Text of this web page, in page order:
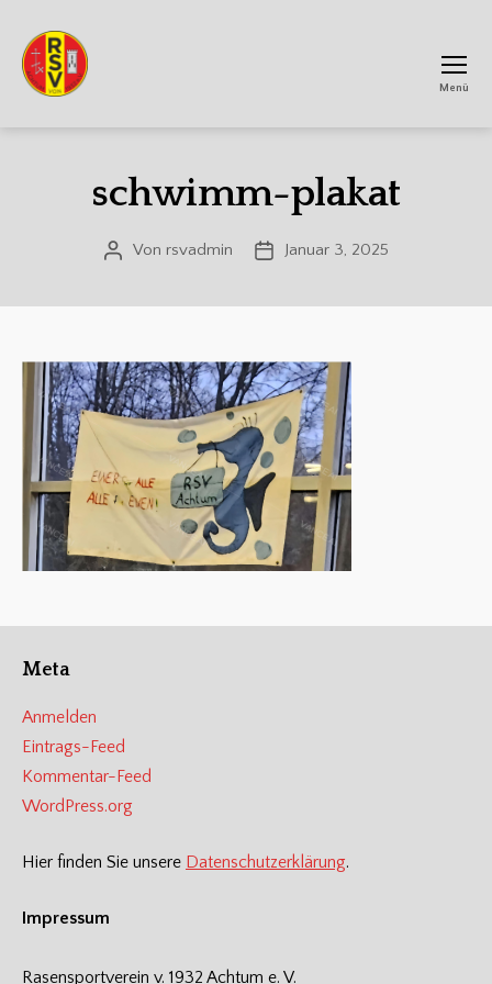
Menü
schwimm-plakat
Beitragsautor
Von rsvadmin Veröffentlichungsdatum
Januar 3, 2025
Meta
Anmelden
Eintrags-Feed
Kommentar-Feed
WordPress.org
Hier finden Sie unsere Datenschutzerklärung.
Impressum
Rasensportverein v. 1932 Achtum e. V.